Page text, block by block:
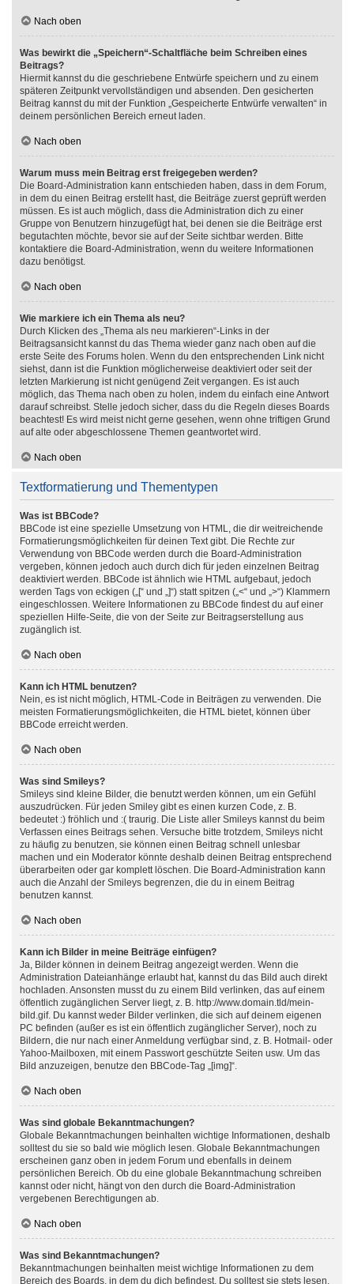
Nach oben
Was bewirkt die „Speichern“-Schaltfläche beim Schreiben eines
Beitrags?
Hiermit kannst du die geschriebene Entwürfe speichern und zu einem
späteren Zeitpunkt vervollständigen und absenden. Den gesicherten
Beitrag kannst du mit der Funktion „Gespeicherte Entwürfe verwalten“ in
deinem persönlichen Bereich erneut laden.
Nach oben
Warum muss mein Beitrag erst freigegeben werden?
Die Board-Administration kann entschieden haben, dass in dem Forum,
in dem du einen Beitrag erstellt hast, die Beiträge zuerst geprüft werden
müssen. Es ist auch möglich, dass die Administration dich zu einer
Gruppe von Benutzern hinzugefügt hat, bei denen sie die Beiträge erst
begutachten möchte, bevor sie auf der Seite sichtbar werden. Bitte
kontaktiere die Board-Administration, wenn du weitere Informationen
dazu benötigst.
Nach oben
Wie markiere ich ein Thema als neu?
Durch Klicken des „Thema als neu markieren“-Links in der
Beitragsansicht kannst du das Thema wieder ganz nach oben auf die
erste Seite des Forums holen. Wenn du den entsprechenden Link nicht
siehst, dann ist die Funktion möglicherweise deaktiviert oder seit der
letzten Markierung ist nicht genügend Zeit vergangen. Es ist auch
möglich, das Thema nach oben zu holen, indem du einfach eine Antwort
darauf schreibst. Stelle jedoch sicher, dass du die Regeln dieses Boards
beachtest! Es wird meist nicht gerne gesehen, wenn ohne triftigen Grund
auf alte oder abgeschlossene Themen geantwortet wird.
Nach oben
Textformatierung und Thementypen
Was ist BBCode?
BBCode ist eine spezielle Umsetzung von HTML, die dir weitreichende
Formatierungsmöglichkeiten für deinen Text gibt. Die Rechte zur
Verwendung von BBCode werden durch die Board-Administration
vergeben, können jedoch auch durch dich für jeden einzelnen Beitrag
deaktiviert werden. BBCode ist ähnlich wie HTML aufgebaut, jedoch
werden Tags von eckigen („[“ und „]“) statt spitzen („<“ und „>“) Klammern
eingeschlossen. Weitere Informationen zu BBCode findest du auf einer
speziellen Hilfe-Seite, die von der Seite zur Beitragserstellung aus
zugänglich ist.
Nach oben
Kann ich HTML benutzen?
Nein, es ist nicht möglich, HTML-Code in Beiträgen zu verwenden. Die
meisten Formatierungsmöglichkeiten, die HTML bietet, können über
BBCode erreicht werden.
Nach oben
Was sind Smileys?
Smileys sind kleine Bilder, die benutzt werden können, um ein Gefühl
auszudrücken. Für jeden Smiley gibt es einen kurzen Code, z. B.
bedeutet :) fröhlich und :( traurig. Die Liste aller Smileys kannst du beim
Verfassen eines Beitrags sehen. Versuche bitte trotzdem, Smileys nicht
zu häufig zu benutzen, sie können einen Beitrag schnell unlesbar
machen und ein Moderator könnte deshalb deinen Beitrag entsprechend
überarbeiten oder gar komplett löschen. Die Board-Administration kann
auch die Anzahl der Smileys begrenzen, die du in einem Beitrag
benutzen kannst.
Nach oben
Kann ich Bilder in meine Beiträge einfügen?
Ja, Bilder können in deinem Beitrag angezeigt werden. Wenn die
Administration Dateianhänge erlaubt hat, kannst du das Bild auch direkt
hochladen. Ansonsten musst du zu einem Bild verlinken, das auf einem
öffentlich zugänglichen Server liegt, z. B. http://www.domain.tld/mein-
bild.gif. Du kannst weder Bilder verlinken, die sich auf deinem eigenen
PC befinden (außer es ist ein öffentlich zugänglicher Server), noch zu
Bildern, die nur nach einer Anmeldung verfügbar sind, z. B. Hotmail- oder
Yahoo-Mailboxen, mit einem Passwort geschützte Seiten usw. Um das
Bild anzuzeigen, benutze den BBCode-Tag „[img]“.
Nach oben
Was sind globale Bekanntmachungen?
Globale Bekanntmachungen beinhalten wichtige Informationen, deshalb
solltest du sie so bald wie möglich lesen. Globale Bekanntmachungen
erscheinen ganz oben in jedem Forum und ebenfalls in deinem
persönlichen Bereich. Ob du eine globale Bekanntmachung schreiben
kannst oder nicht, hängt von den durch die Board-Administration
vergebenen Berechtigungen ab.
Nach oben
Was sind Bekanntmachungen?
Bekanntmachungen beinhalten meist wichtige Informationen zu dem
Bereich des Boards, in dem du dich befindest. Du solltest sie stets lesen.